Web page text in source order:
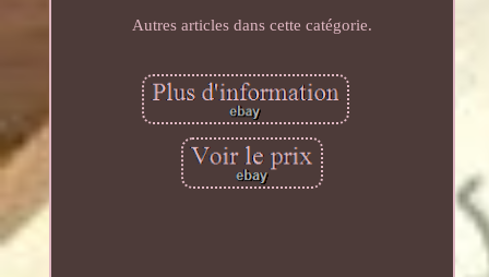
Autres articles dans cette catégorie.